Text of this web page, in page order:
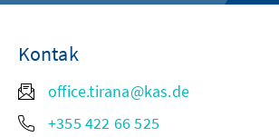
Kontak
office.tirana@kas.de
+355 422 66 525